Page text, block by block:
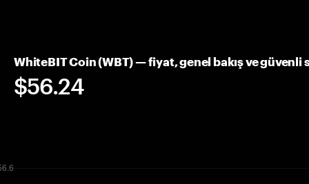
WhiteBIT Coin (WBT) — fiyat, genel bakış ve güvenli
$56.24